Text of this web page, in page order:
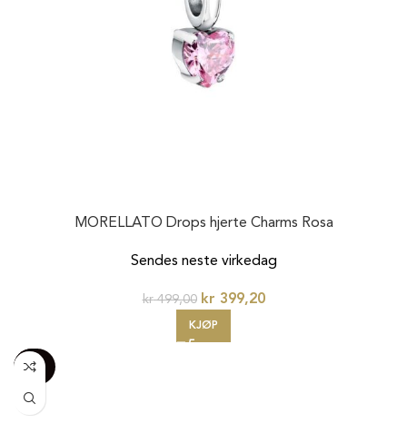
MORELLATO Drops hjerte Charms Rosa
Sendes neste virkedag
kr499,00 kr 399,20
KJØP
-100%
20%